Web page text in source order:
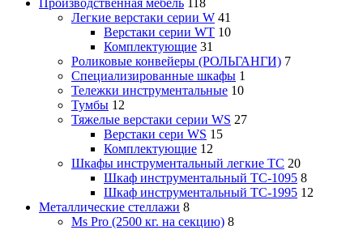
Производственная мебель 118
Легкие верстаки серии W 41
Верстаки серии WT 10
Комплектующие 31
Роликовые конвейеры (РОЛЬГАНГИ) 7
Специализированные шкафы 1
Тележки инструментальные 10
Тумбы 12
Тяжелые верстаки серии WS 27
Верстаки сери WS 15
Комплектующие 12
Шкафы инструментальный легкие ТС 20
Шкаф инструментальный TC-1095 8
Шкаф инструментальный TC-1995 12
Металлические стеллажи 8
Ms Pro (2500 кг. на секцию) 8